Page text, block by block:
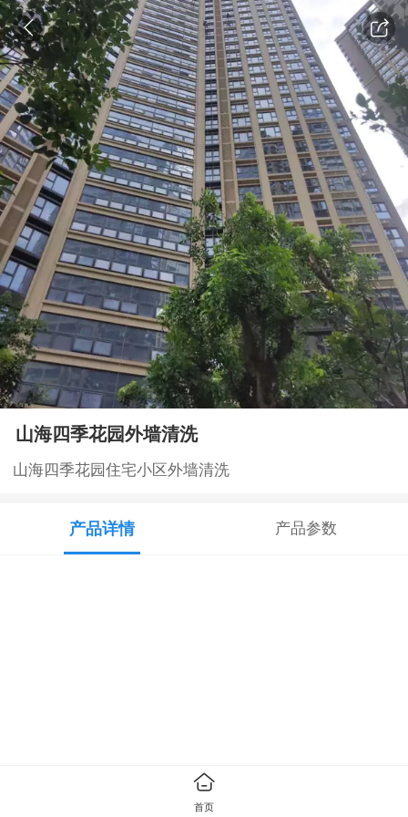
山海四季花园外墙清洗
山海四季花园住宅小区外墙清洗
产品详情 产品参数
首页